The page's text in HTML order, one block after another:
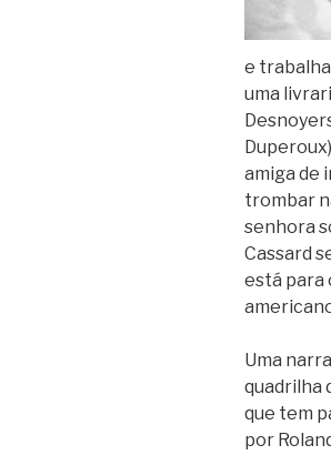
e
uma
amiga de
trombar
senhora
Cassard
está para
Uma
quadrilha
que tem
por